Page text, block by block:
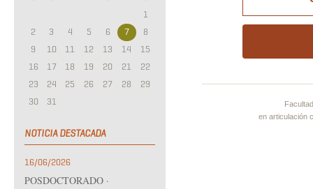
1
2
3 4 5 6 7
8
9
10 11 12 13 14
15
16
17 18 19 20 21
22
23
24 25 26 27 28
29
30
31
NOTICIA DESTACADA
16/06/2026
POSDOCTORADO ·
en articulación